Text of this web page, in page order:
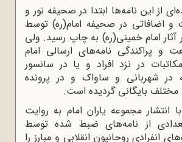
از این نامه‌ها ابتدا در صحیفه نور و
اضافاتی در صحیفه امام(ره) توسط
آثار امام خمینی(ره) به چاپ رسید. ولی
و پراکندگی نامه‌های ارسالی امام
در نزد افراد و یا در سانسور
در شهربانی و ساواک و در پرونده
مختلف بایگانی گردیده است.
مجموعه یاران امام به روایت
از نامه‌های ضبط شده توسط
انفرادی روحانیون انقلابی و مبارز را